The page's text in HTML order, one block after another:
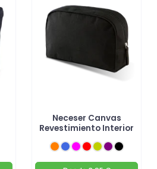
Neceser Canvas
Revestimiento Interior